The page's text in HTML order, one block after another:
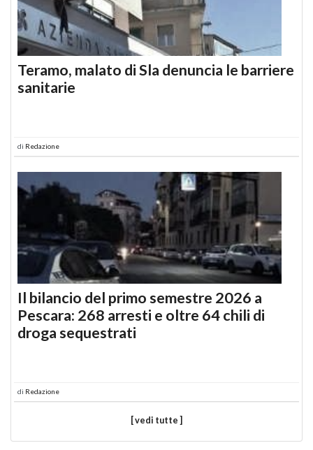
Teramo, malato di Sla denuncia le barriere
sanitarie
di Redazione
Il bilancio del primo semestre 2026 a
Pescara: 268 arresti e oltre 64 chili di
droga sequestrati
di Redazione
[ vedi tutte ]